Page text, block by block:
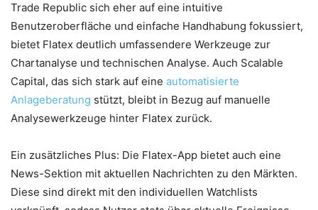
Trade Republic sich eher auf eine intuitive
Benutzeroberfläche und einfache Handhabung fokussiert,
bietet Flatex deutlich umfassendere Werkzeuge zur
Chartanalyse und technischen Analyse. Auch Scalable
Capital, das sich stark auf eine automatisierte
Anlageberatung stützt, bleibt in Bezug auf manuelle
Analysewerkzeuge hinter Flatex zurück.
Ein zusätzliches Plus: Die Flatex-App bietet auch eine
News-Sektion mit aktuellen Nachrichten zu den Märkten.
Diese sind direkt mit den individuellen Watchlists